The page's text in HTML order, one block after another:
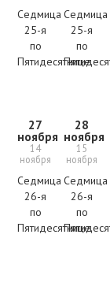
Седмица
25-я
по
Пятидесятнице.
Седмица
25-я
по
27
ноября
14
ноября
Седмица
26-я
по
Пятидесятнице.
28
ноября
15
ноября
Седмица
26-я
по